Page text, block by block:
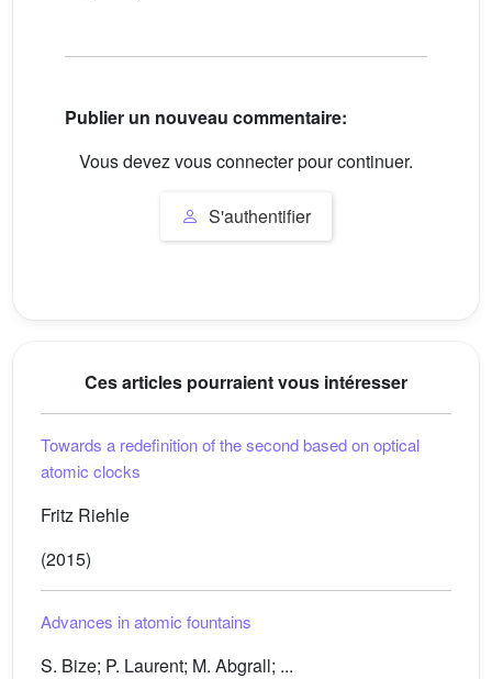
Publier un nouveau commentaire:
Vous devez vous connecter pour continuer.
S'authentifier
Ces articles pourraient vous intéresser
Towards a redefinition of the second based on optical
atomic clocks
Fritz Riehle
(2015)
Advances in atomic fountains
S. Bize; P. Laurent; M. Abgrall; ...